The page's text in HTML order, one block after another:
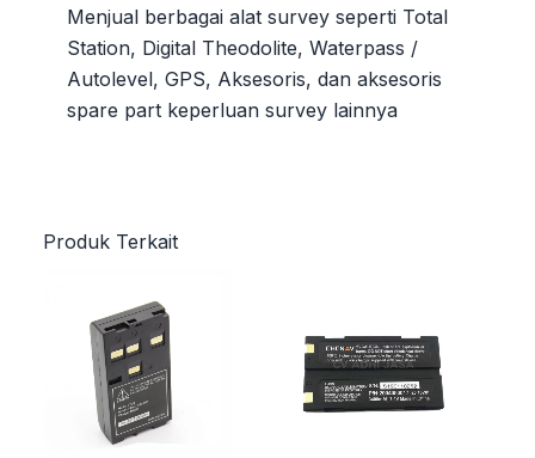
Menjual berbagai alat survey seperti Total
Station, Digital Theodolite, Waterpass /
Autolevel, GPS, Aksesoris, dan aksesoris
spare part keperluan survey lainnya
Produk Terkait